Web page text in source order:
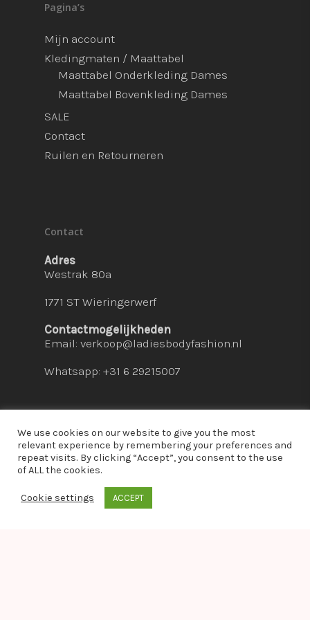
Pagina’s
Mijn account
Kledingmaten / Maattabel
Maattabel Onderkleding Dames
Maattabel Bovenkleding Dames
SALE
Contact
Ruilen en Retourneren
Contact
Adres
Westrak 80a
1771 ST Wieringerwerf
Contactmogelijkheden
Email: verkoop@ladiesbodyfashion.nl
Whatsapp: +31 6 29215007
© 2026 Ladies Bodyfashion. hosted by:
We use cookies on our website to give you the most
relevant experience by remembering your preferences and
repeat visits. By clicking “Accept”, you consent to the use
of ALL the cookies.
Cookie settings ACCEPT